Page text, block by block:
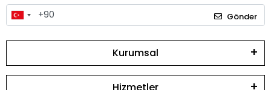
Gönder
Kurumsal
Hizmetler